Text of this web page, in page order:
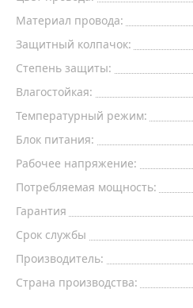
Материал провода:
Защитный колпачок:
Степень защиты:
Влагостойкая:
Температурный режим:
Блок питания:
Рабочее напряжение:
Потребляемая мощность:
Гарантия
Срок службы
Производитель:
Страна производства: